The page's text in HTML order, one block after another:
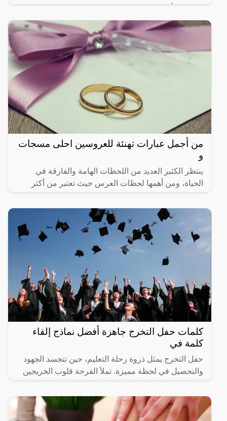
شخصية وأسرار
من أجمل عبارات تهنئة للعروسين احلى مسجات
و
ينتظر الكثير العديد من اللحظات الهامة والفارقة في
الحياة، ومن أهمها لحظات العرس حيث تعتبر من أكثر
التعرف على
كلمات حفل التخرج جاهزة أفضل نماذج إلقاء
كلمة في
حفل التخرج يمثل ذروة رحلة التعليم، حين تتجسد الجهود
والتحصيل في لحظة مميزة. تملأ الفرحة قلوب الخريجين